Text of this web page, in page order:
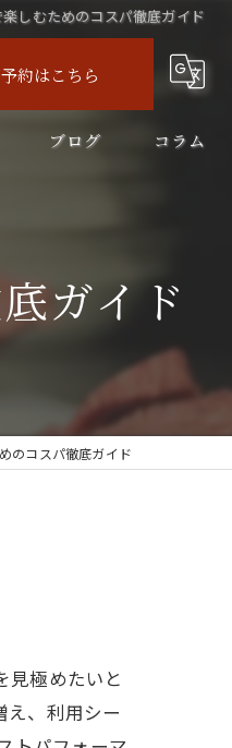
しむためのコスパ徹底ガイド
約はこちら
ブログ コラム
ガイド
のコスパ徹底ガイド
見極めたいと
、利用シー